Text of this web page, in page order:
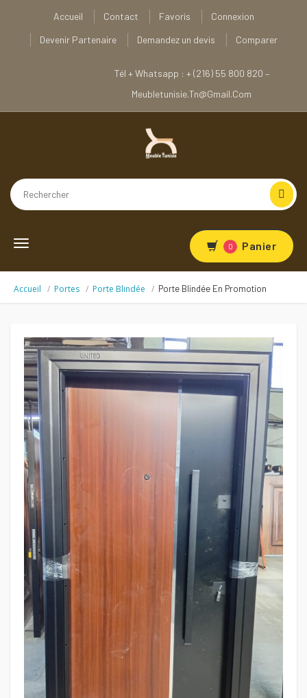
Accueil Contact Favoris
Connexion
Devenir Partenaire
Demandez un devis Comparer
Tél + Whatsapp : + (216) 55 800 820 –
Meubletunisie.tn@gmail.com
Toggle
0 Panier
Accueil Portes Porte Blindée Porte Blindée En Promotion